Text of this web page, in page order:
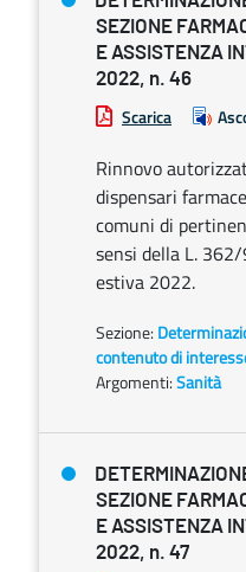
SEZIONE
E ASSISTENZA
2022, n. 46
Scarica
Rinnovo
dispensari
comuni di
sensi della L.
estiva 2022.
Sezione:
contenuto di
Argomenti:Sanità
SEZIONE
E ASSISTENZA
2022, n. 47